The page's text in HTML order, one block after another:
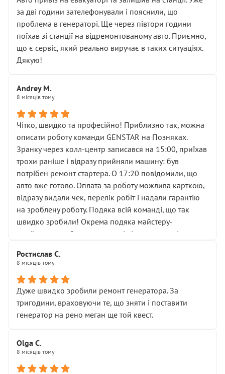
чіткого пояснення
( ну все зняли та доробили) дякую!
Окремий момент, який виглядає абсурдно:
мені заявили, що бачок гальмівної рідини потрібно
міняти разом із головним гальмівним циліндром у
Для людини, яка хоча б трохи розуміється на техніці,
це звучить як мінімум непрофесійно, а як максимум —
спроба продати дорогий вузол замість елементарних
ущільнювачів.
Що прикро — це не перший мій візит. Раніше міняв у
вас стартер, і тоді сервіс наче справив хороше
враження. Але згодом знайшов декілька гайок під
лобовим склом. Мені пояснили, що це “старі гайки, які
відкручували”, і попросили не хвилюватися. ( надіюсь
новий власник, не застяг в полі))
Але після нинішнього візиту такі дрібниці вже не
здаються дрібницями.
Я — клієнт, який працює на довірі, і саме її цей сервіс
Хотілося б більше:
• належної уваги до авто
• прозорості в роботах і рахунках
• реальної діагностики, а не формального
“подивились і поїхав”
На жаль, складається враження, що сервіс працює не
Стосовно комунікації - все добре
за дві години зателефонували і пояснили, що
проблема в генераторі. Ще через півтори години
поїхав зі станції на відремонтованому авто. Приємно,
що є сервіс, який реально виручає в таких ситуаціях.
Дякую!
Andrey M.
8 місяців тому
Чітко, швидко та професійно! Приблизно так, можна
описати роботу команди GENSTAR на Позняках.
Зранку через колл-центр записався на 15:00, приїхав
трохи раніше і відразу прийняли машину: був
потрібен ремонт стартера. О 17:20 повідомили, що
авто вже готово. Оплата за роботу можлива карткою,
відразу видали чек, перелік робіт і надали гарантію
на зроблену роботу. Подяка всій команді, що так
швидко зробили! Окрема подяка майстеру-
приймальнику Олександру: всі чітко та по суті.
звертатися до цього автосервісу.
Ростислав С.
8 місяців тому
Дуже швидко зробили ремонт генератора. За
тригодини, враховуючи те, що зняти і поставити
генератор на рено меган ще той квест.
Olga С.
8 місяців тому